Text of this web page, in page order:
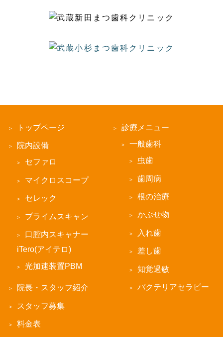
トップページ
院内設備
セファロ
マイクロスコープ
セレック
プライムスキャン
口腔内スキャナー
iTero(アイテロ)
光加速装置PBM
院長・スタッフ紹介
スタッフ募集
料金表
診療メニュー
一般歯科
虫歯
歯周病
根の治療
かぶせ物
入れ歯
差し歯
知覚過敏
バクテリアセラピー